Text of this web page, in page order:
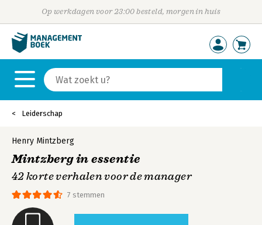
Op werkdagen voor 23:00 besteld, morgen in huis
Leiderschap
7 stemmen
Henry Mintzberg
Mintzberg in essentie
42 korte verhalen voor de manager